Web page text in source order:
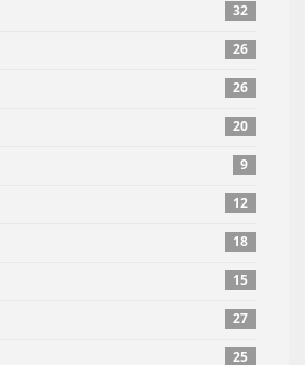
32
26
26
20
9
12
18
15
27
25